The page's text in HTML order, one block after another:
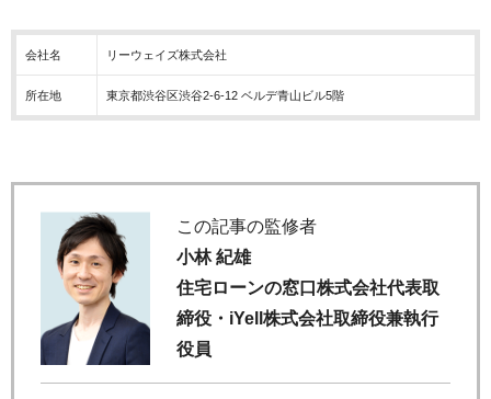
会社名 リーウェイズ株式会社
所在地 東京都渋谷区渋谷2-6-12 ベルデ青山ビル5階
この記事の監修者
小林 紀雄
住宅ローンの窓口株式会社代表取
締役・iYell株式会社取締役兼執行
役員